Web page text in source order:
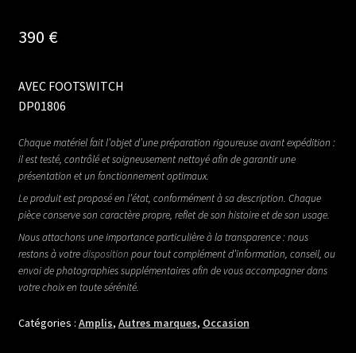
390 €
AVEC FOOTSWITCH
DP01806
Chaque matériel fait l’objet d’une préparation rigoureuse avant expédition :
il est testé, contrôlé et soigneusement nettoyé afin de garantir une
présentation et un fonctionnement optimaux.
Le produit est proposé en l’état, conformément à sa description. Chaque
pièce conserve son caractère propre, reflet de son histoire et de son usage.
Nous attachons une importance particulière à la transparence : nous
restons à votredisposition pour tout complément d’information, conseil, ou
envoi de photographies supplémentaires afin de vous accompagner dans
votre choix en toute sérénité.
Catégories : Amplis, Autres marques, Occasion